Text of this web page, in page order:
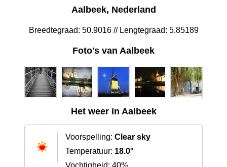
Aalbeek, Nederland
Breedtegraad: 50.9016 // Lengtegraad: 5.85189
Foto's van Aalbeek
Het weer in Aalbeek
Voorspelling: Clear sky
Temperatuur: 18.0°